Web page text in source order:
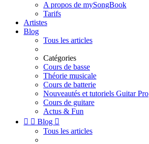
A propos de mySongBook
Tarifs
Artistes
Blog
Tous les articles
Catégories
Cours de basse
Théorie musicale
Cours de batterie
Nouveautés et tutoriels Guitar Pro
Cours de guitare
Actus & Fun
  Blog 
Tous les articles